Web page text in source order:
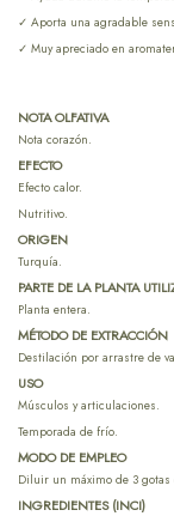
✓ Aporta una agradable
✓ Muy apreciado en
NOTA OLFATIVA
Nota corazón.
EFECTO
Efecto calor.
Nutritivo.
ORIGEN
Turquía.
PARTE DE LA PLANTA
Planta entera.
MÉTODO DE EXTRACCIÓN
Destilación por arrastre de
USO
Músculos y articulaciones.
Temporada de frío.
MODO DE EMPLEO
Diluir un máximo de 3 gotas
INGREDIENTES (INCI)